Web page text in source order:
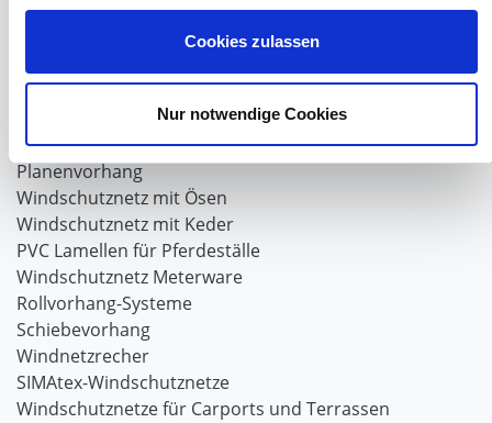
Cookies zulassen
Nur notwendige Cookies
Windschutznetze für Reithallen
Galerie Windschutznetze
Windschutznetz für Pferdeführanlagen
Windschutznetz für Pferdestall
Lubratec Fronten
Planenvorhang
Windschutznetz mit Ösen
Windschutznetz mit Keder
PVC Lamellen für Pferdeställe
Windschutznetz Meterware
Rollvorhang-Systeme
Schiebevorhang
Windnetzrecher
SIMAtex-Windschutznetze
Windschutznetze für Carports und Terrassen